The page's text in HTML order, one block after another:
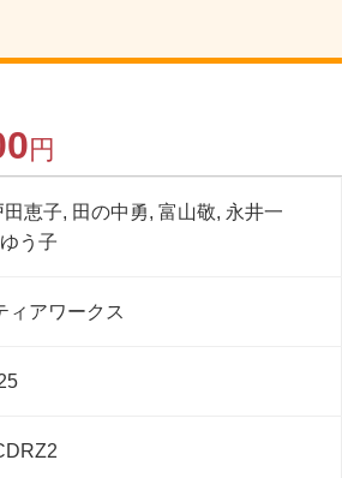
円
田恵子, 田の中勇, 富山敬, 永井一
う子
ィアワークス